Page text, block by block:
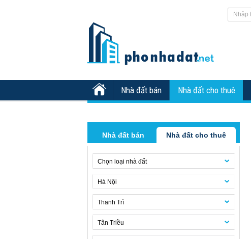
Nhà đất bán Nhà đất cho thuê
Nhà đất bán Nhà đất cho thuê
Chọn loại nhà đất
Hà Nội
Thanh Trì
Tân Triều